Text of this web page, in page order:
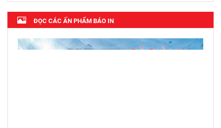
ĐỌC CÁC ẤN PHẨM BÁO IN